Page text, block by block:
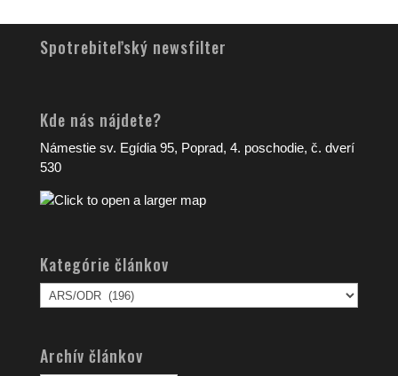
Spotrebiteľský newsfilter
Kde nás nájdete?
Námestie sv. Egídia 95, Poprad, 4. poschodie, č. dverí
530
Kategórie článkov
Kategórie
článkov
Archív článkov